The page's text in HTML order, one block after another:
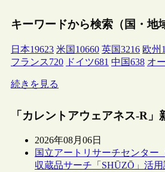
キーワードから検索（国・地
日本19623 米国 10660 英国3216 欧州
フランス720 ドイツ681 中国638 オ
続きを見る
「カレントアウェアネス-R」
2026年08月06日
国立アートリサーチセンター
収蔵品サーチ「SHŪZŌ」活